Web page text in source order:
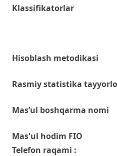
Klassifikatorlar
Hisoblash metodikasi
Rasmiy statistika
Mas’ul boshqarma nomi
Mas'ul hodim FIO
Telefon raqami :